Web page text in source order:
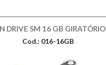
DRIVE SM 16 GB GIRATÓRIO
Cod.: 016-16GB